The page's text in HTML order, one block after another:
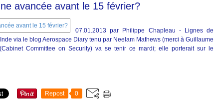
avancée avant le 15 février?
07.01.2013 par Philippe Chapleau - Lignes de
via le blog Aerospace Diary tenu par Neelam Mathews (merci à Guillaume
Committee on Security) va se tenir ce mardi; elle porterait sur le
Repost 0